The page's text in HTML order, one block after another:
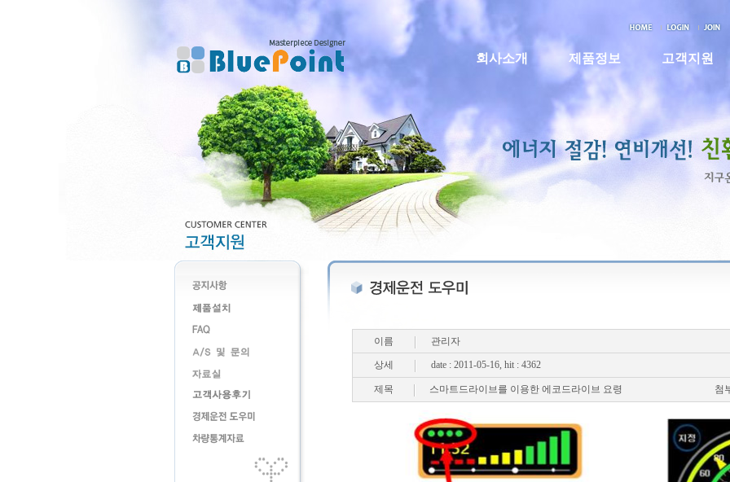
회사소개 제품정보 고객지원
이름 관리자
상세 date : 2011-05-16, hit : 4362
제목 스마트드라이브를 이용한 에코드라이브 요령 첨